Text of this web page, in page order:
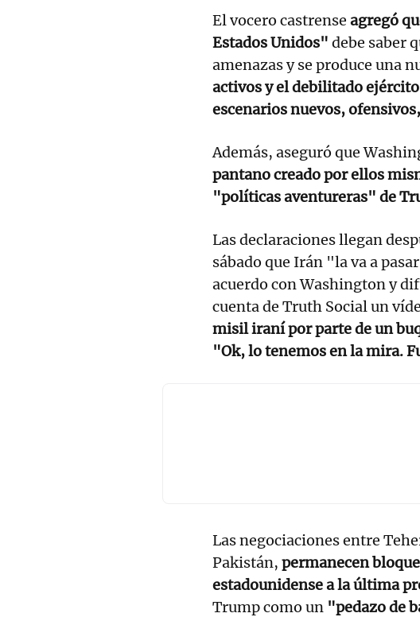
El vocero castrense agregó
Estados Unidos" debe saber
amenazas y se produce una
activos y el debilitado
escenarios nuevos,
Además, aseguró que
pantano creado por ellos
"políticas aventureras" de
Las declaraciones llegan
sábado que Irán "la va a
acuerdo con Washington y
cuenta de Truth Social un
misil iraní por parte de un
"Ok, lo tenemos en la mira.
Las negociaciones entre
Pakistán, permanecen
estadounidense a la última
Trump como un "pedazo de